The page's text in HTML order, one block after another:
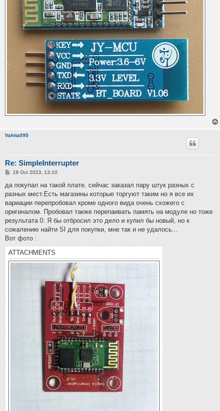
Vahita095
Re: SimpleInterrupter
P
s
19 Oct 2023, 13:10
да покупал на такой плате. сейчас заказал пару штук разных с
разных мест.Есть магазины которые торгуют таким но я все их
вариации перепробовал кроме одного вида очень схожего с
оригиналом. Пробовал также перепаивать память на модуле но тоже
результата 0. Я бы отбросил это дело и купил бы новый, но к
сожалению найти SI для покупки, мне так и не удалось...
Вот фото :
ATTACHMENTS